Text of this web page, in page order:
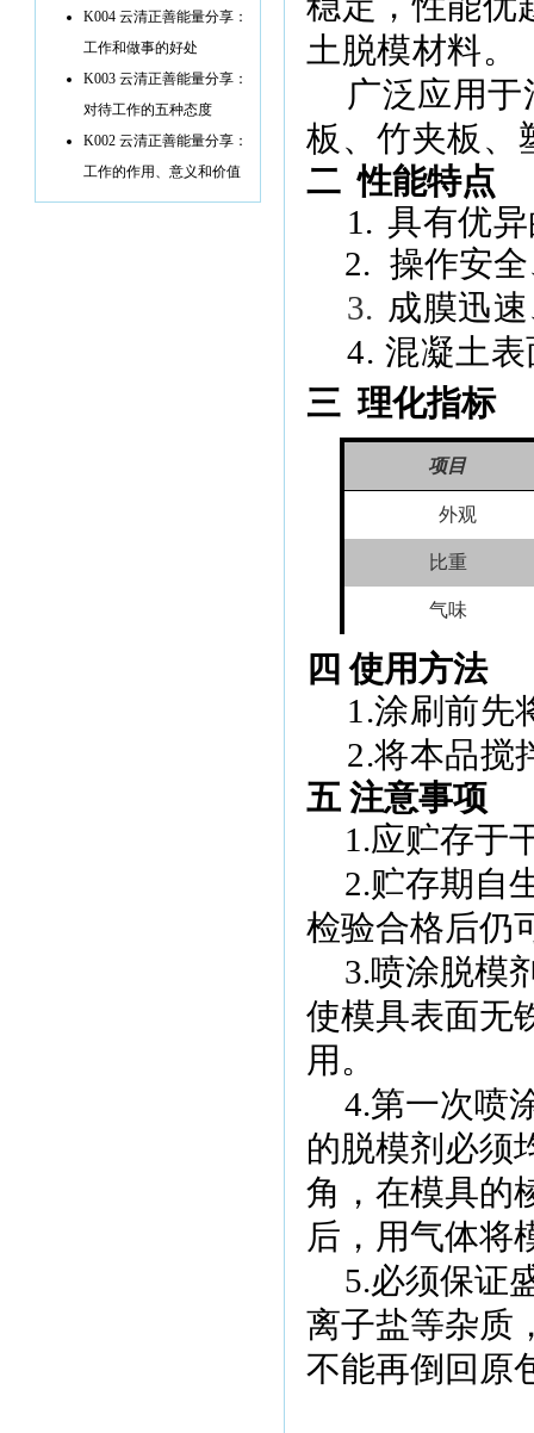
K004 云清正善能量分享：
工作和做事的好处
K003 云清正善能量分享：
对待工作的五种态度
K002 云清正善能量分享：
工作的作用、意义和价值
土脱模材料。
广泛应用
板、竹夹板、
二 性能特点
1. 具有优
2. 操作安
3. 成膜迅
4. 混凝土
三 理化指标
项目
外观
比重
气味
四 使用方法
1.涂刷前先
2.将本品搅
五 注意事项
1.应贮存于
2.贮存期自
检验合格后仍
3.喷涂脱模
使模具表面无
用。
4.第一次喷
的脱模剂必须
角，在模具的
后，用气体将
5.必须保证
离子盐等杂质
不能再倒回原